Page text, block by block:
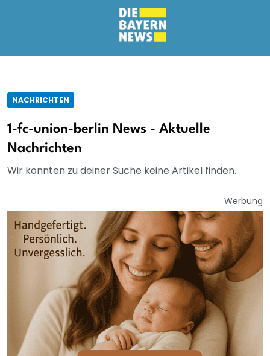
NACHRICHTEN
1-fc-union-berlin News - Aktuelle
Nachrichten
Wir konnten zu deiner Suche keine Artikel finden.
Werbung